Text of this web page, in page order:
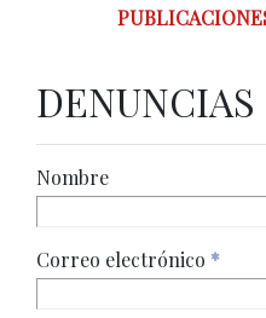
Nombre
Correo electrónico *